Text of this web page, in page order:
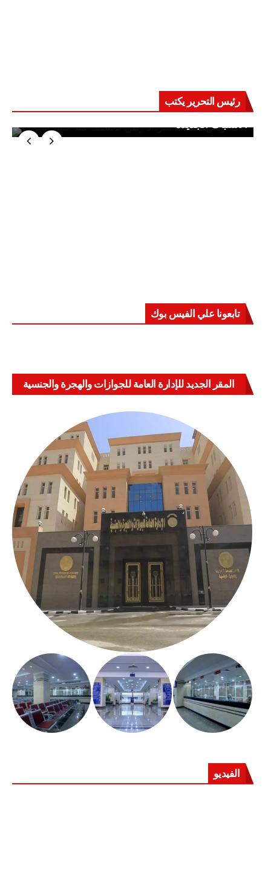
رئيس التحرير يكتب
حرب على العقول.. حادثة دمياط تكشف قواعد
الاشتباك الجديدة
تابعونا علي الفيس بوك
المقر الجديد للإدارة العامة للجوازات والهجرة والجنسية
الفيديو